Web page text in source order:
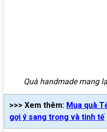
Quà handmade mang
>>> Xem thêm: Mua quà
gợi ý sang trọng và tinh tế